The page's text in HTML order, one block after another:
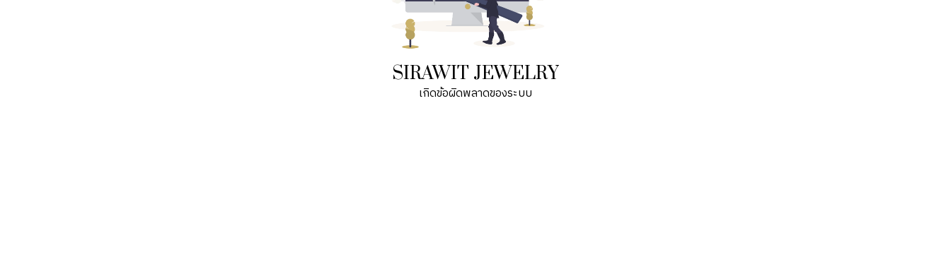
SIRAWIT JEWELRY
เกิดข้อผิดพลาดของระบบ